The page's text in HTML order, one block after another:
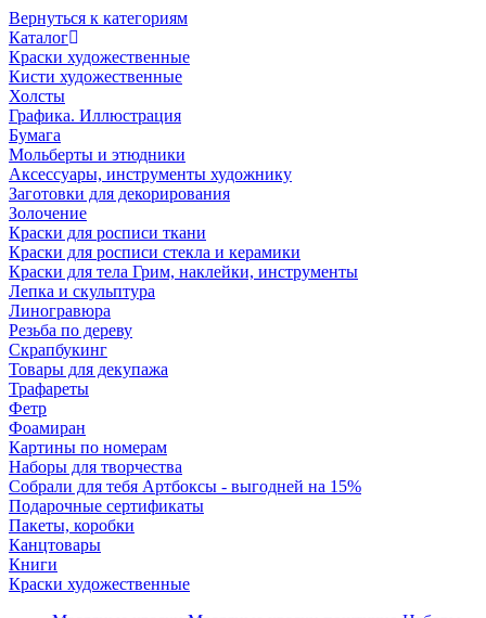
Вернуться к категориям
Каталог
Краски художественные
Кисти художественные
Холсты
Графика. Иллюстрация
Бумага
Мольберты и этюдники
Аксессуары, инструменты художнику
Заготовки для декорирования
Золочение
Краски для росписи ткани
Краски для росписи стекла и керамики
Краски для тела Грим, наклейки, инструменты
Лепка и скульптура
Линогравюра
Резьба по дереву
Скрапбукинг
Товары для декупажа
Трафареты
Фетр
Фоамиран
Картины по номерам
Наборы для творчества
Собрали для тебя Артбоксы - выгодней на 15%
Подарочные сертификаты
Пакеты, коробки
Канцтовары
Книги
Краски художественные